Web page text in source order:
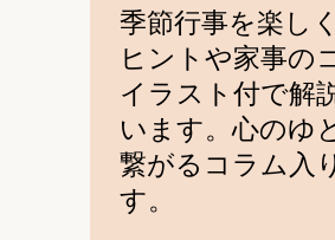
季節行事を楽し
ヒントや家事の
イラスト付で解
います。心のゆ
繋がるコラム入
す。